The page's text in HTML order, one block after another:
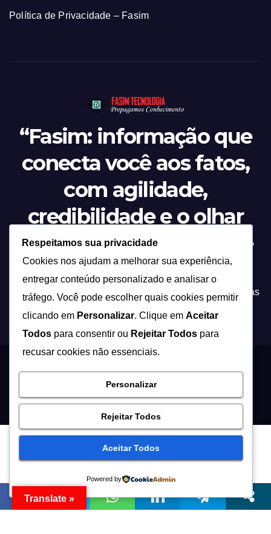
Política de Privacidade – Fasim
“Fasim: informação que
conecta você aos fatos,
com agilidade,
credibilidade e o olhar
atento sobre tudo o que
acontece.”
Tecnologia não é apenas inovação, é a ponte entre ideias
e soluções que transformam a forma como vivemos!
InícioContatoQuem SomosPolítica de Privacidade – Fasim
Translate »
Respeitamos sua privacidade
Cookies nos ajudam a melhorar sua experiência,
entregar conteúdo personalizado e analisar o
tráfego. Você pode escolher quais cookies permitir
clicando em Personalizar. Clique em Aceitar
Todos para consentir ou Rejeitar Todos para
recusar cookies não essenciais.
Personalizar
Rejeitar Todos
Aceitar Todos
Powered by